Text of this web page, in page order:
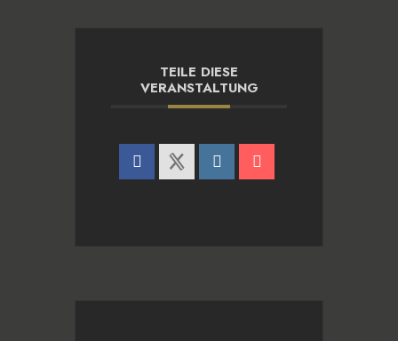
TEILE DIESE
VERANSTALTUNG